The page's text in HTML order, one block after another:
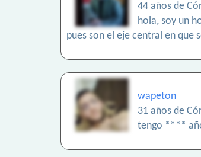
44 años de
hola, soy un
pues son el eje central en
wapeton
31 años de
tengo ****